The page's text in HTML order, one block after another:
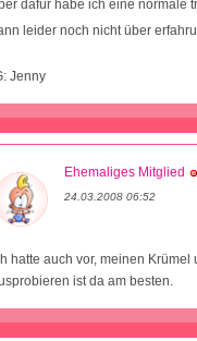
dafür habe ich eine normale
leider noch nicht über
Jenny
Ehemaliges Mitglied
24.03.2008 06:52
hatte auch vor, meinen
ist da am besten.